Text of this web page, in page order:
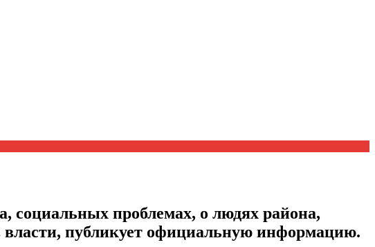
социальных проблемах, о людях района,
публикует официальную информацию.